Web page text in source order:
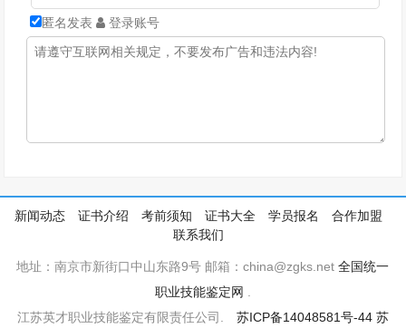
匿名发表 登录账号
新闻动态 证书介绍 考前须知 证书大全 学员报名
合作加盟
联系我们
地址：南京市新街口中山东路9号 邮箱：china@zgks.net全国统一
职业技能鉴定网
江苏英才职业技能鉴定有限责任公司. 苏ICP备14048581号-44 苏